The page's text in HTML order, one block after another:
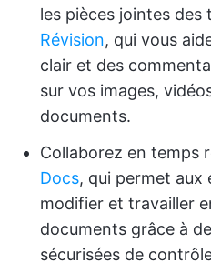
les pièces jointes des
Révision, qui vous
clair et des
sur vos images,
documents.
Collaborez en temps
Docs, qui permet aux
modifier et travailler
documents grâce à
sécurisées de